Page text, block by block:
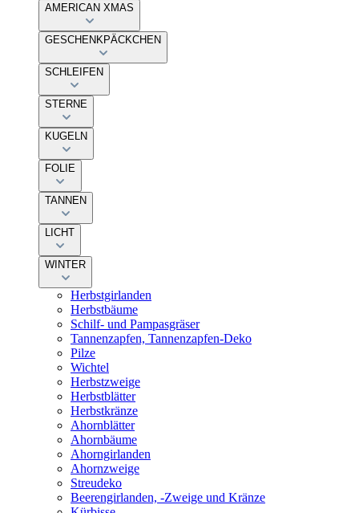
AMERICAN XMAS
GESCHENKPÄCKCHEN
SCHLEIFEN
STERNE
KUGELN
FOLIE
TANNEN
LICHT
WINTER
Herbstgirlanden
Herbstbäume
Schilf- und Pampasgräser
Tannenzapfen, Tannenzapfen-Deko
Pilze
Wichtel
Herbstzweige
Herbstblätter
Herbstkränze
Ahornblätter
Ahornbäume
Ahorngirlanden
Ahornzweige
Streudeko
Beerengirlanden, -Zweige und Kränze